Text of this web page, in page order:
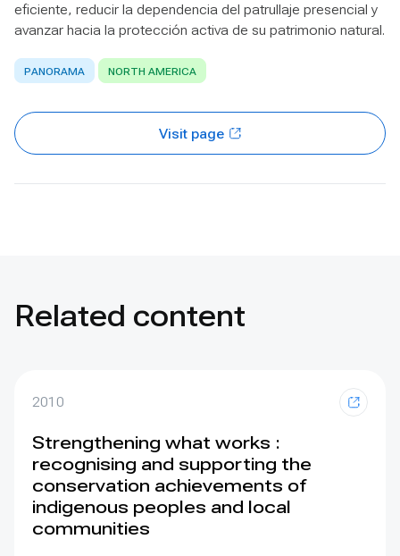
eficiente, reducir la dependencia del patrullaje presencial y
avanzar hacia la protección activa de su patrimonio natural.
PANORAMA NORTH AMERICA
Visit page
Related content
2010
Strengthening what works :
recognising and supporting the
conservation achievements of
indigenous peoples and local
communities